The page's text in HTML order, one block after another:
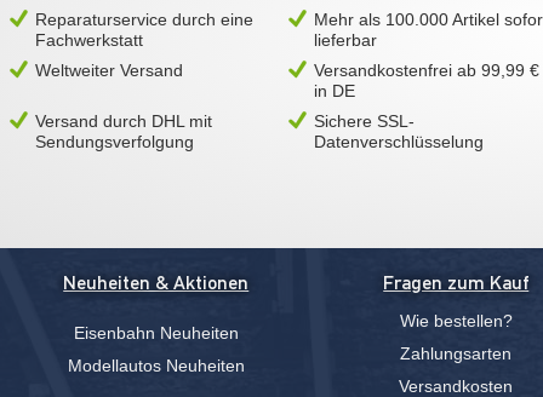
Reparaturservice durch eine
Fachwerkstatt
Mehr als 100.000 Artikel
lieferbar
Weltweiter Versand
Versandkostenfrei ab 99,99 €
in DE
Versand durch DHL mit
Sendungsverfolgung
Sichere SSL-
Datenverschlüsselung
Neuheiten & Aktionen
Eisenbahn Neuheiten
Modellautos Neuheiten
Fragen zum Kauf
Wie bestellen?
Zahlungsarten
Versandkosten